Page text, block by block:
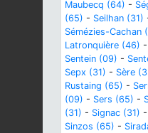
Maubecq (64) -
(65) - Seilhan (31)
Sémézies-Cachan
Latronquière (46) -
Sentein (09) -
Sepx (31) - Sère
Rustaing (65) -
(09) - Sers (65) -
(31) - Signac (31) -
Sinzos (65) -